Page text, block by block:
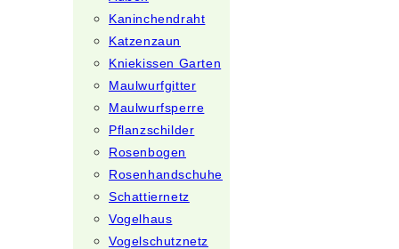
Kaninchendraht
Katzenzaun
Kniekissen Garten
Maulwurfgitter
Maulwurfsperre
Pflanzschilder
Rosenbogen
Rosenhandschuhe
Schattiernetz
Vogelhaus
Vogelschutznetz